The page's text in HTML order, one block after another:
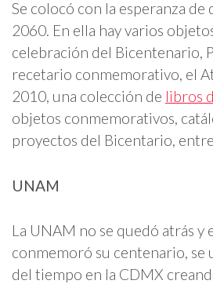
Se colocó con la esperanza de
2060. En ella hay varios
celebración del Bicentenario,
recetario conmemorativo, el
2010, una colección de libros
objetos conmemorativos,
proyectos del Bicentario,
UNAM
La UNAM no se quedó atrás y
conmemoró su centenario, se
del tiempo en la CDMX